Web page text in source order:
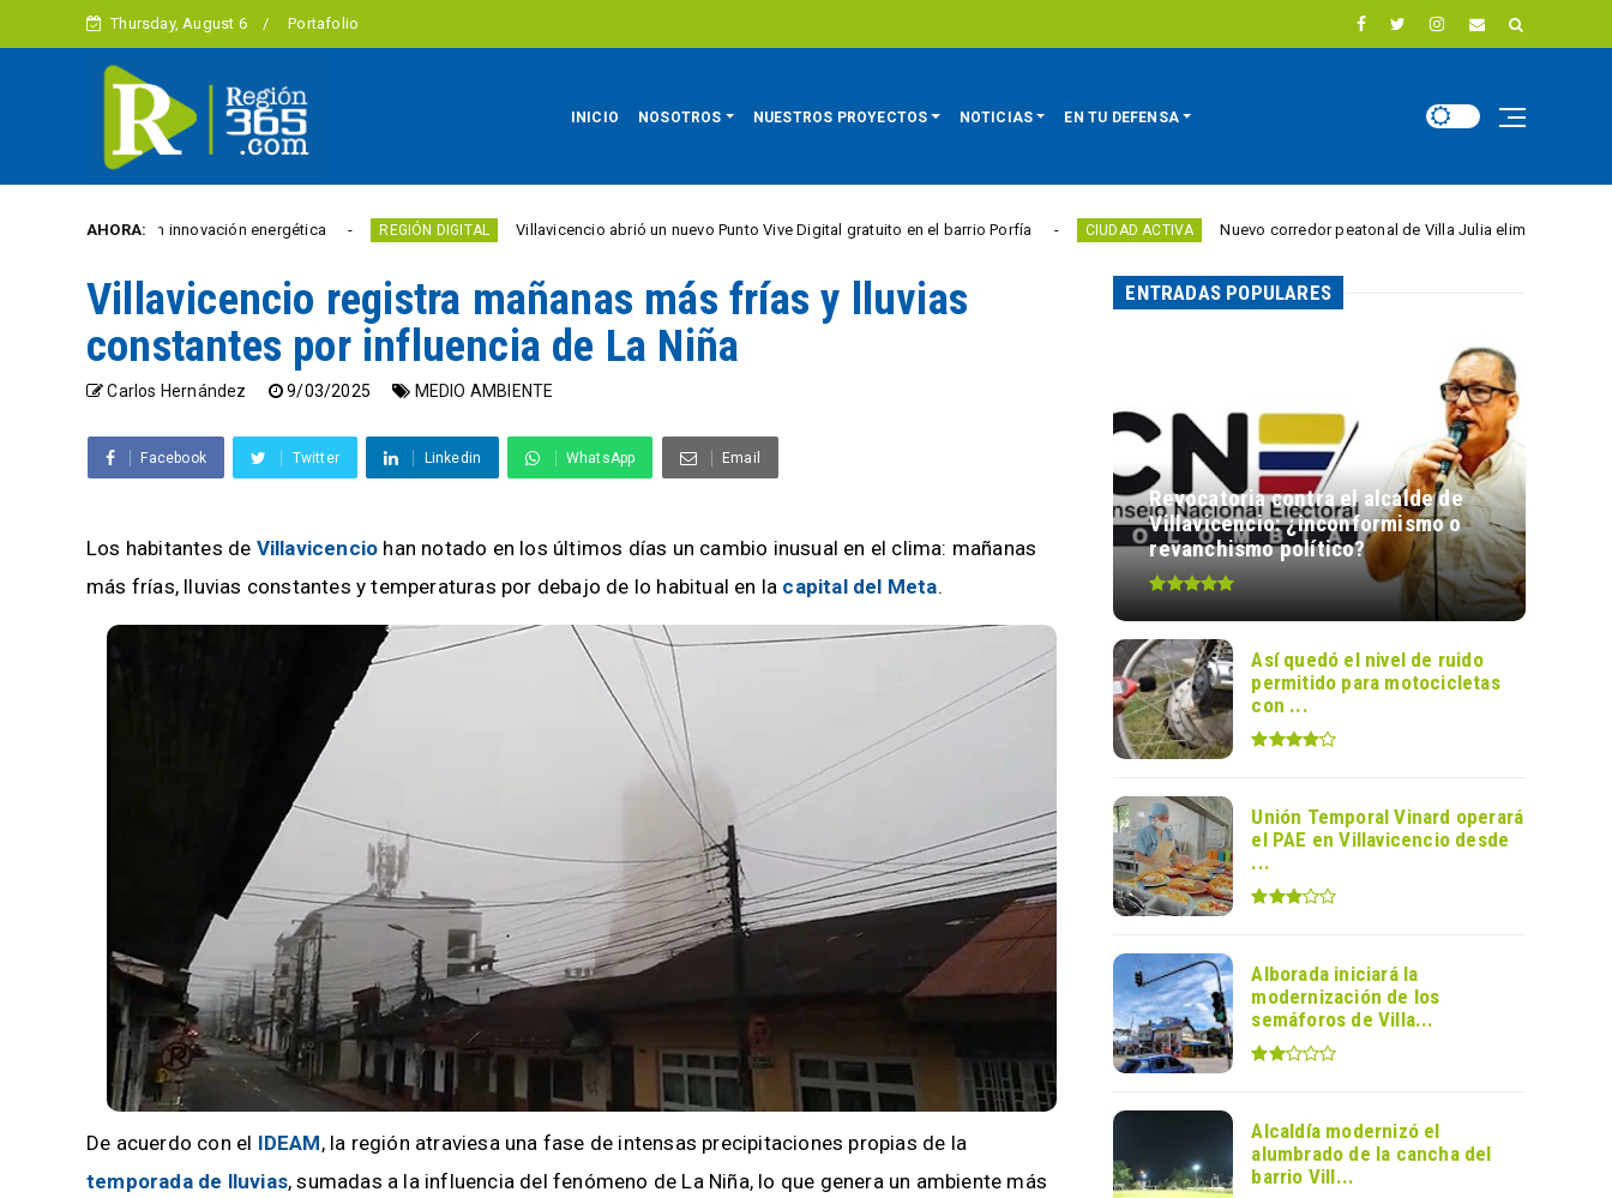
Thursday, August 6 Portafolio
INICIO NOSOTROS NUESTROS PROYECTOS NOTICIAS EN TU DEFENSA
AHORA:
euros en innovación energética REGIÓN DIGITAL Villavicencio abrió un nuevo Punto Vive Digital gratuito en el barrio Porfía CIUDAD ACTIVA Nuevo corredor peatonal de Villa Julia elimina barreras para
Villavicencio registra mañanas más frías y lluvias
constantes por influencia de La Niña
Carlos Hernández 9/03/2025 MEDIO AMBIENTE
Facebook Twitter Linkedin WhatsApp Email
Los habitantes de Villavicencio han notado en los últimos días un cambio inusual en el clima: mañanas
más frías, lluvias constantes y temperaturas por debajo de lo habitual en la capital del Meta.
De acuerdo con el IDEAM, la región atraviesa una fase de intensas precipitaciones propias de la
temporada de lluvias, sumadas a la influencia del fenómeno de La Niña, lo que genera un ambiente más
ENTRADAS POPULARES
Revocatoria contra el alcalde de
Villavicencio: ¿inconformismo o
revanchismo político?
Así quedó el nivel de ruido
permitido para motocicletas
con ...
Unión Temporal Vinard operará
el PAE en Villavicencio desde
...
Alborada iniciará la
modernización de los
semáforos de Villa...
Alcaldía modernizó el
alumbrado de la cancha del
barrio Vill...